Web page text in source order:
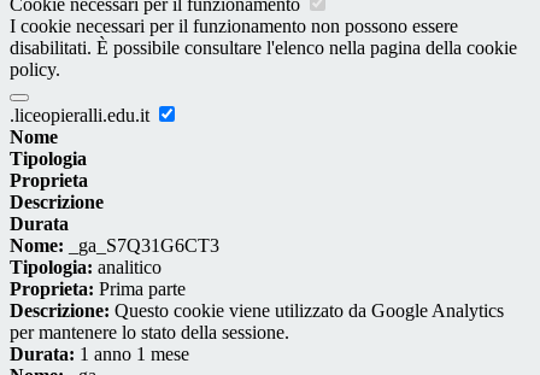
Cookie necessari per il funzionamento
I cookie necessari per il funzionamento non possono essere
disabilitati. È possibile consultare l'elenco nella pagina della cookie
policy.
.liceopieralli.edu.it
Nome
Tipologia
Proprieta
Descrizione
Durata
Nome: _ga_S7Q31G6CT3
Tipologia: analitico
Proprieta: Prima parte
Descrizione: Questo cookie viene utilizzato da Google Analytics
per mantenere lo stato della sessione.
Durata: 1 anno 1 mese